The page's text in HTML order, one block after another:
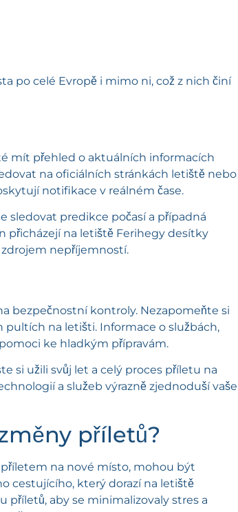
po celé Evropě i mimo ni, což z nich činí
mít přehled o aktuálních informacích
na oficiálních stránkách letiště nebo
notifikace v reálném čase.
sledovat predikce počasí a případná
přicházejí na letiště Ferihegy desítky
nepříjemností.
bezpečnostní kontroly. Nezapomeňte si
na letišti. Informace o službách,
ke hladkým přípravám.
si užili svůj let a celý proces příletu na
a služeb výrazně zjednoduší vaše
příletů?
na nové místo, mohou být
cestujícího, který dorazí na letiště
příletů, aby se minimalizovaly stres a